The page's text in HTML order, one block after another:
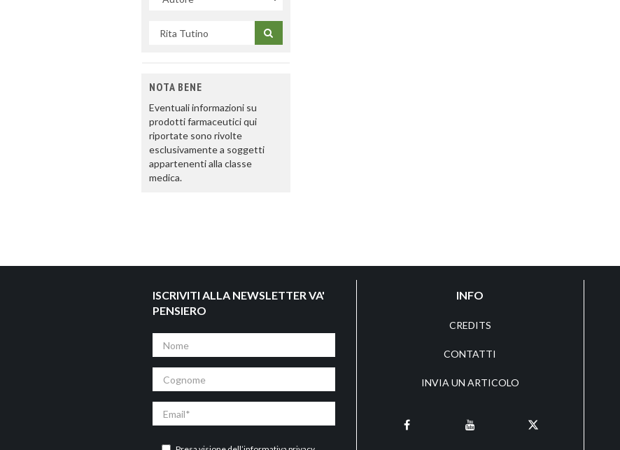
campo
per
NOTA BENE
Eventuali informazioni su
prodotti farmaceutici qui
riportate sono rivolte
esclusivamente a soggetti
appartenenti alla classe
medica.
ISCRIVITI ALLA NEWSLETTER VA'
PENSIERO
INFO
CREDITS
CONTATTI
INVIA UN ARTICOLO